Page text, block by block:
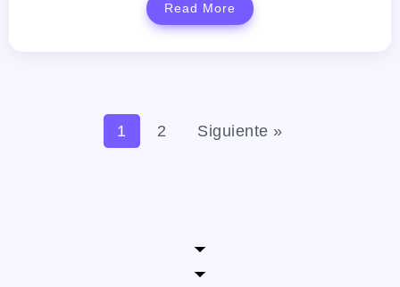
Read More
1 2 Siguiente »